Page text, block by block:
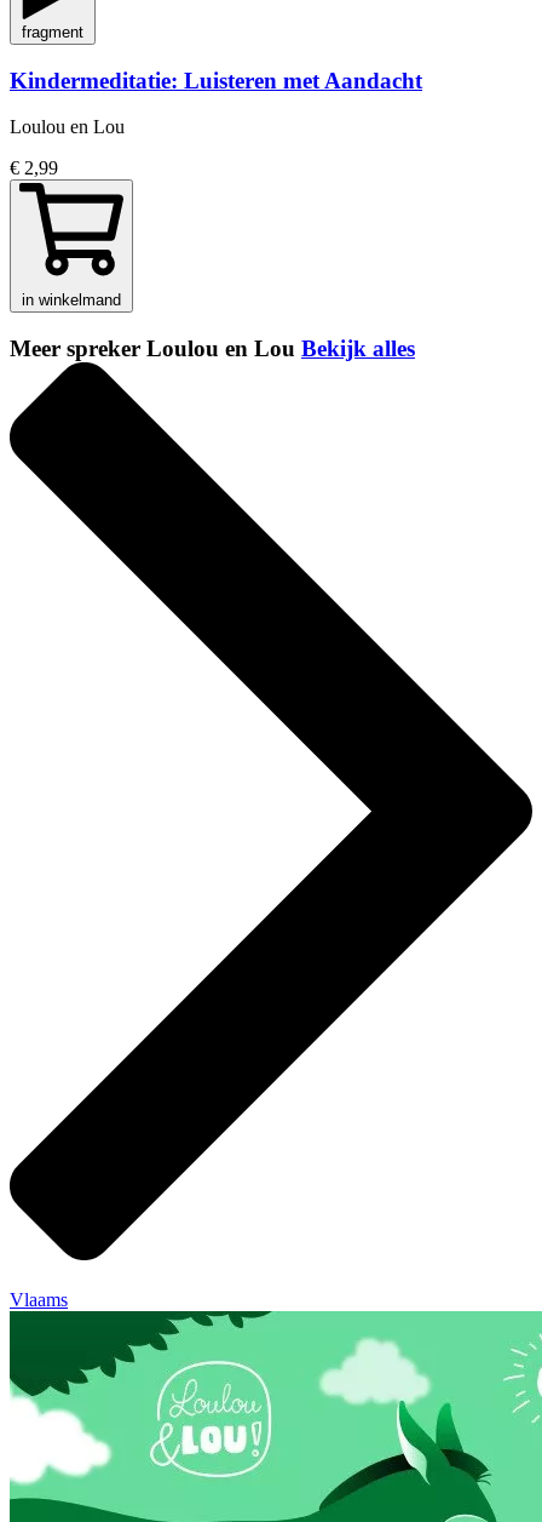
fragment
Kindermeditatie: Luisteren met Aandacht
Loulou en Lou
€ 2,99
in winkelmand
Meer spreker Loulou en Lou Bekijk alles
Vlaams